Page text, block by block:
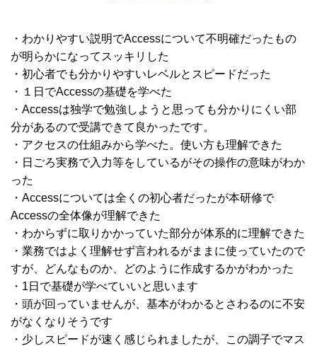
・わかりやすい説明でAccessについて不明確だったもの
が明らかになってスッキリした
・初心者でも分かりやすいレベルとスピードだった
・１日でAccessの基礎を学べた
・Accessは独学で勉強しようと思っても分かりにくい部
分があるので受講できて良かったです。
・アクセスの仕組みから学べた。使い方も理解できた
・日ごろ実務で入力等をしているがその操作の意味がわか
った
・Accessについては全くの初心者だったが本研修で
Accessの全体像が理解できた
・わからずに取りかかっていた部分が体系的に理解できた
・業務ではよく理解せず言われるがままに使っていたので
すが、どんなものか、どのように作成するかがわかった
・1日で基礎が学べていいと思います
・頭が回っていませんが、基本がわかるとさわるのに不安
がなくなりそうです
・少しスピードが速く感じられましたが、この調子でマス